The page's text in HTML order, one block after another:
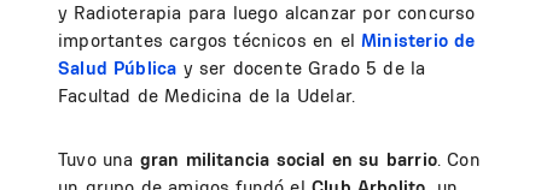
y Radioterapia para luego alcanzar por concurso
importantes cargos técnicos en elMinisterio de
Salud Pública y ser docente Grado 5 de la
Facultad de Medicina de la Udelar.
Tuvo una gran militancia social en su barrio. Con